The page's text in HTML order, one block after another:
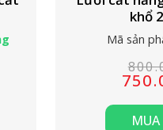
khổ
Mã sản